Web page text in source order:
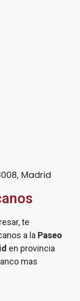
Madrid
te
a la Paseo
en provincia
mas